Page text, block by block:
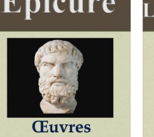
AJOUTER AU PANIER
DÉTAILS